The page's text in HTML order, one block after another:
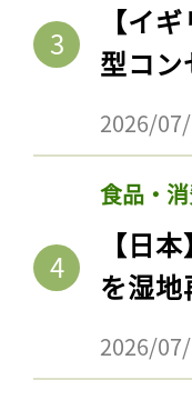
【イ
型コ
2026/
食品・
【日
を湿
2026/